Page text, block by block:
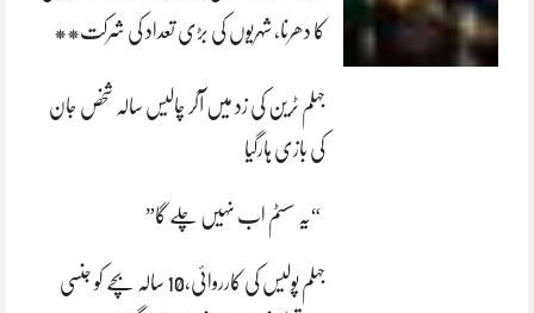
کا دھرنا، شہریوں کی بڑی تعداد کی شرکت**
جہلم ٹرین کی زد میں آکر چالیس سالہ شخص جان
کی بازی ہارگیا
“یہ سسٹم اب نہیں چلے گا”
جہلم پولیس کی کارروائی،10 سالہ بچے کو جنسی